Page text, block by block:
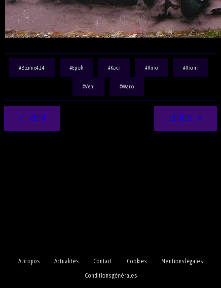
Beame414 Epok Kaer Rino Riom
Veni Waro
RIOM SKULLS
A propos Actualités Contact Cookies
Mentions légales
Conditions générales